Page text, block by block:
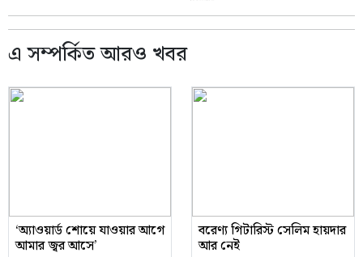
এ সম্পর্কিত আরও খবর
‘অ্যাওয়ার্ড শোয়ে যাওয়ার আগে
আমার জ্বর আসে’
বরেণ্য গিটারিস্ট সেলিম হায়দার
আর নেই